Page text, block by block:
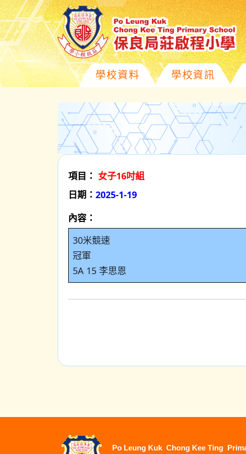
學校資料 學校資訊
項目： 女子16吋組
日期： 2025-1-19
內容：
30米競速
冠軍
5A 15 李思恩